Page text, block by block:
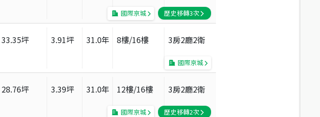
國際京城 歷史移轉3次
33.35坪 3.91坪 31.0年 8樓/16樓 3房2廳2衛
國際京城
28.76坪 3.39坪 31.0年 12樓/16樓 3房2廳2衛
國際京城 歷史移轉2次